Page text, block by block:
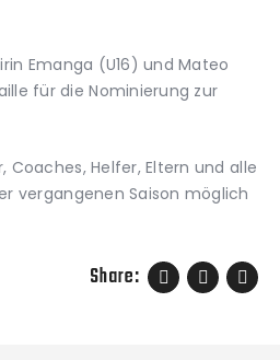
Emanga (U16) und Mateo
für die Nominierung zur
Coaches, Helfer, Eltern und alle
vergangenen Saison möglich
Share: